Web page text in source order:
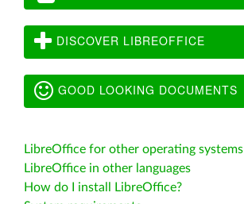
DISCOVER LIBREOFFICE
GOOD LOOKING DOCUMENTS
LibreOffice for other operating systems
LibreOffice in other languages
How do I install LibreOffice?